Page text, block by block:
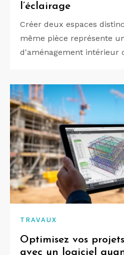
l’éclairage
Créer deux espaces
même pièce représente
d'aménagement intérieur
TRAVAUX
Optimisez vos
avec un logiciel